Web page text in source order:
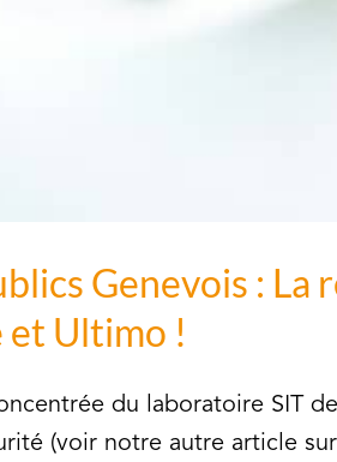
Genevois : La
et Ultimo !
du laboratoire SIT
(voir notre autre article